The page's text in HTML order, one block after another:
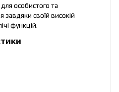
особистого та
своїй високій
функцій.